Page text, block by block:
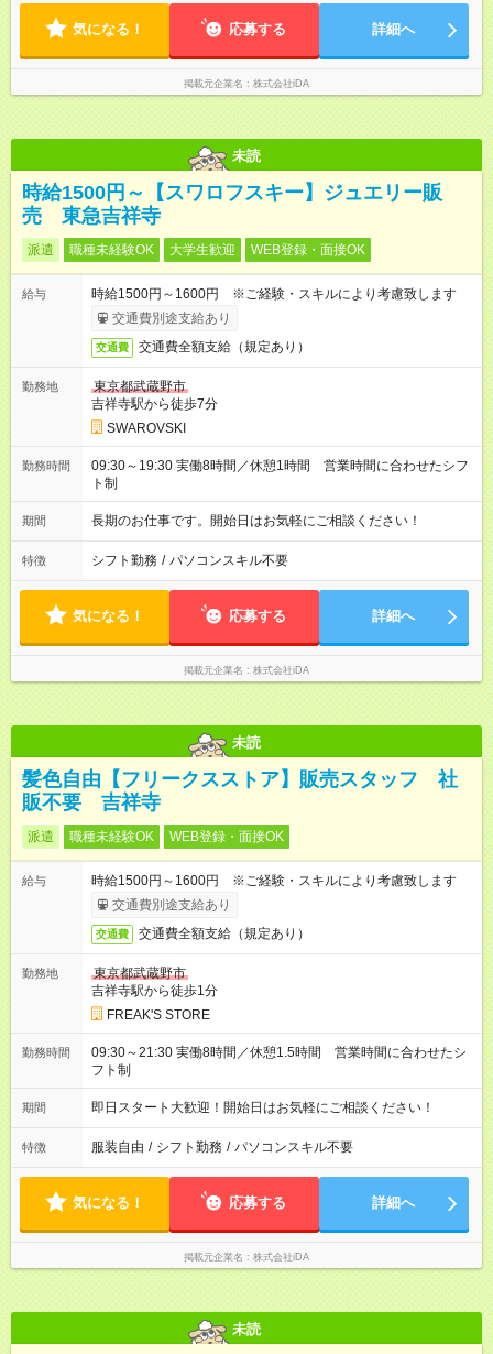
気になる！ 応募する 詳細へ
掲載元企業名 株式会社iDA
未読
時給1500円～【スワロフスキー】ジュエリー販
売 東急吉祥寺
派遣 職種未経験OK 大学生歓迎 WEB登録・面接OK
給与
時給1500円～1600円 ※ご経験・スキルにより考慮致します
交通費別途支給あり
交通費 交通費全額支給（規定あり）
勤務地
東京都武蔵野市
吉祥寺駅から徒歩7分
SWAROVSKI
勤務時間
09:30～19:30 実働8時間／休憩1時間 営業時間に合わせたシフ
ト制
期間 長期のお仕事です。開始日はお気軽にご相談ください！
特徴 シフト勤務 / パソコンスキル不要
気になる！ 応募する 詳細へ
掲載元企業名 株式会社iDA
未読
髪色自由【フリークスストア】販売スタッフ 社
販不要 吉祥寺
派遣 職種未経験OK WEB登録・面接OK
給与
時給1500円～1600円 ※ご経験・スキルにより考慮致します
交通費別途支給あり
交通費 交通費全額支給（規定あり）
勤務地
東京都武蔵野市
吉祥寺駅から徒歩1分
FREAK'S STORE
勤務時間
09:30～21:30 実働8時間／休憩1.5時間 営業時間に合わせたシ
フト制
期間 即日スタート大歓迎！開始日はお気軽にご相談ください！
特徴 服装自由 / シフト勤務 / パソコンスキル不要
気になる！ 応募する 詳細へ
掲載元企業名 株式会社iDA
未読